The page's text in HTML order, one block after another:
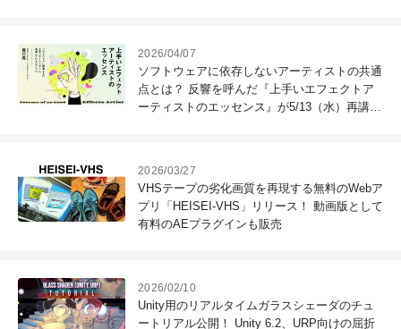
2026/04/07
ソフトウェアに依存しないアーティストの共通
点とは？ 反響を呼んだ『上手いエフェクトア
ーティストのエッセンス』が5/13（水）再講演
2026/03/27
VHSテープの劣化画質を再現する無料のWebア
プリ「HEISEI-VHS」リリース！ 動画版として
有料のAEプラグインも販売
2026/02/10
Unity用のリアルタイムガラスシェーダのチュ
ートリアル公開！ Unity 6.2、URP向けの屈折